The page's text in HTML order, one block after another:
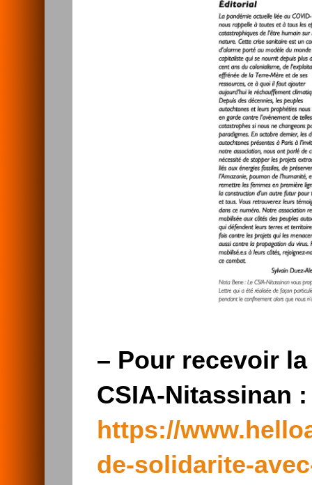
– Pour recevoir
CSIA-Nitassinan :
https://
de-solidarite-